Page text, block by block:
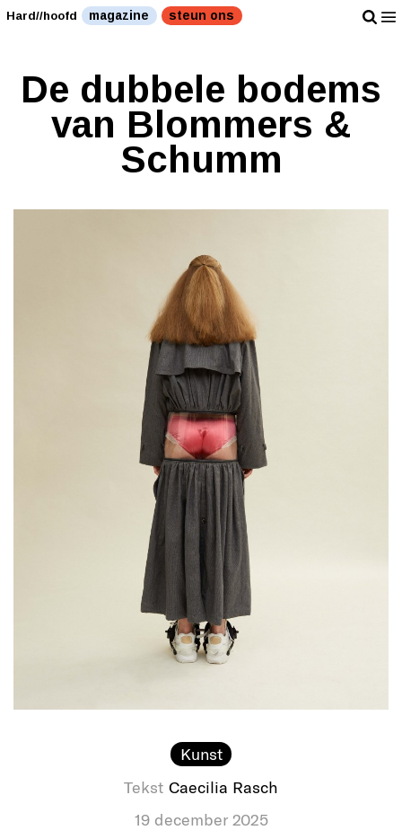
Hard//hoofd magazine steun ons
De dubbele bodems
van Blommers &
Schumm
Kunst
Tekst Caecilia Rasch
19 december 2025